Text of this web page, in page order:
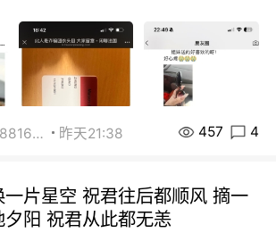
街友38816967 昨天21:38 457 4
片星空 祝君往后都顺风 摘一
阳 祝君从此都无恙